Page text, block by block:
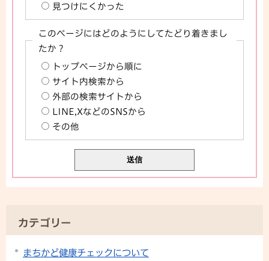
見つけにくかった
このページにはどのようにしてたどり着きまし
たか？
トップページから順に
サイト内検索から
外部の検索サイトから
LINE,XなどのSNSから
その他
カテゴリー
まちかど健康チェックについて